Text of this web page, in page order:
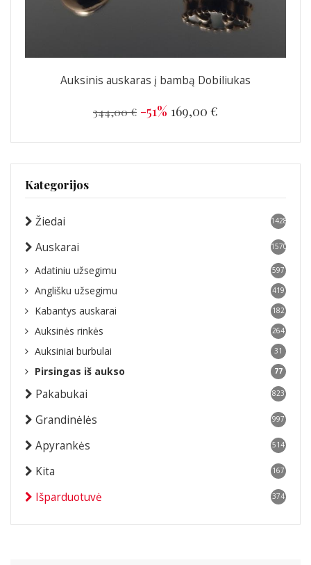
Auksinis auskaras į bambą Dobiliukas
344,00 € -51% 169,00 €
Kategorijos
Žiedai 1428
Auskarai 1570
Adatiniu užsegimu 597
Anglišku užsegimu 419
Kabantys auskarai 182
Auksinės rinkės 264
Auksiniai burbulai 31
Pirsingas iš aukso 77
Pakabukai 823
Grandinėlės 997
Apyrankės 514
Kita 167
Išparduotuvė 374